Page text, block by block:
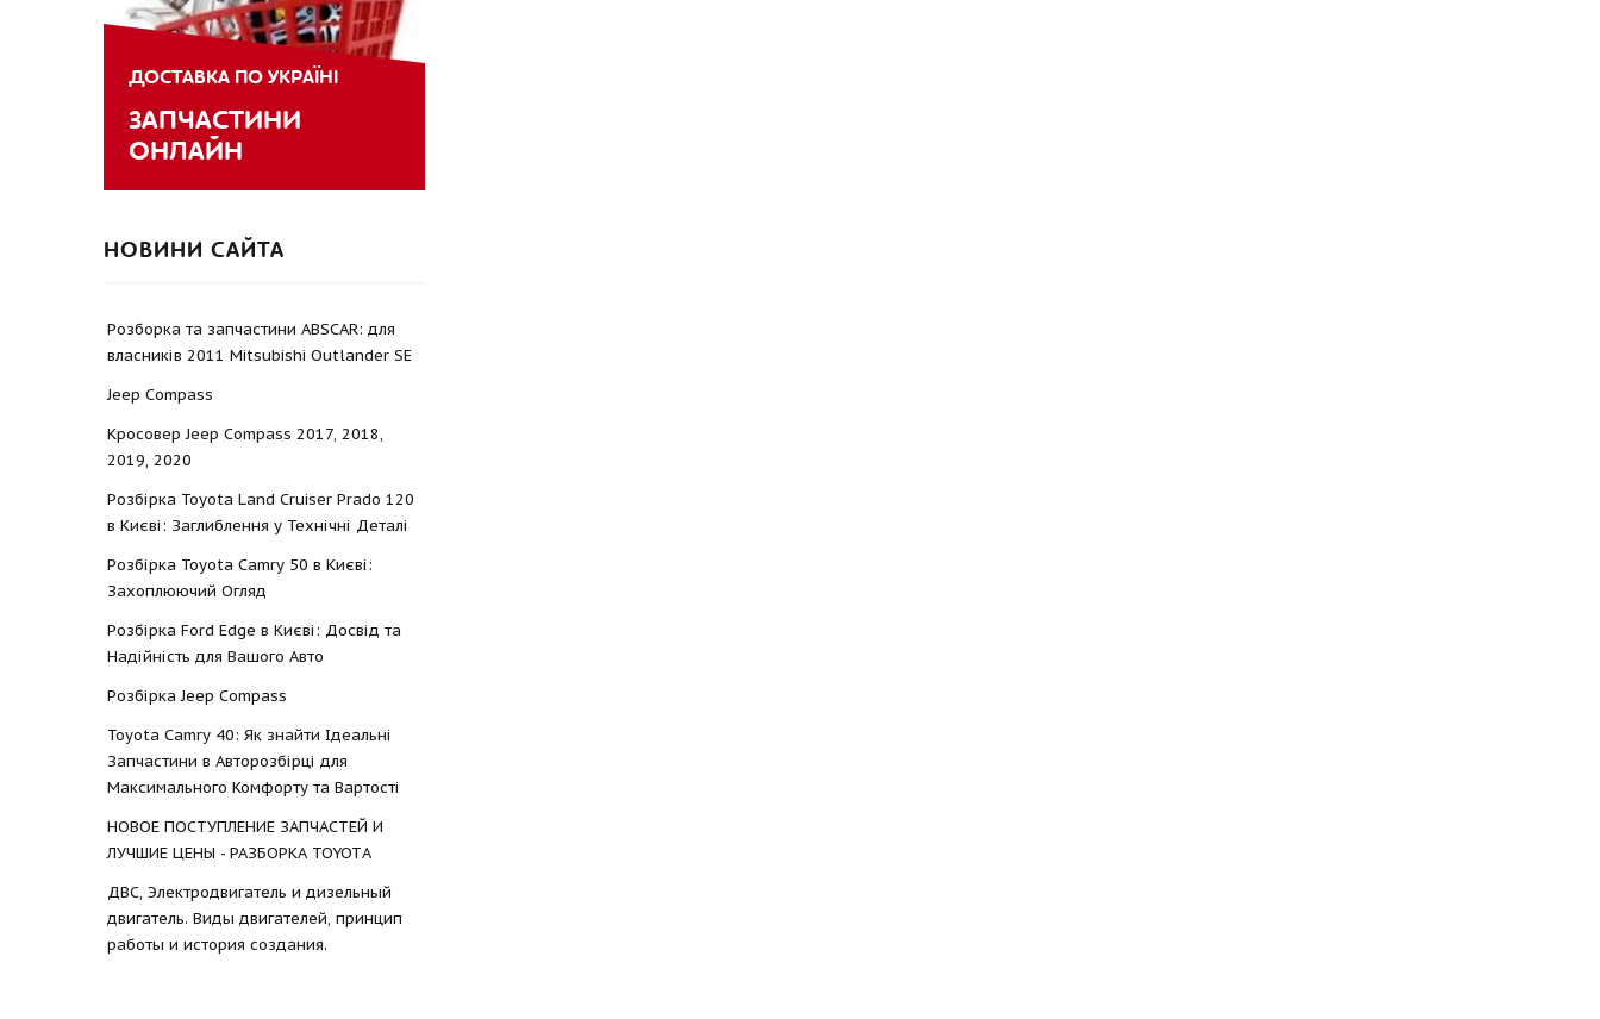
ДОСТАВКА ПО УКРАЇНІ
ЗАПЧАСТИНИ
ОНЛАЙН
НОВИНИ САЙТА
Розборка та запчастини ABSCAR: для
власників 2011 Mitsubishi Outlander SE
Jeep Compass
Кросовер Jeep Compass 2017, 2018,
2019, 2020
Розбірка Toyota Land Cruiser Prado 120
в Києві: Заглиблення у Технічні Деталі
Розбірка Toyota Camry 50 в Києві:
Захоплюючий Огляд
Розбірка Ford Edge в Києві: Досвід та
Надійність для Вашого Авто
Розбірка Jeep Compass
Toyota Camry 40: Як знайти Ідеальні
Запчастини в Авторозбірці для
Максимального Комфорту та Вартості
НОВОЕ ПОСТУПЛЕНИЕ ЗАПЧАСТЕЙ И
ЛУЧШИЕ ЦЕНЫ - РАЗБОРКА TOYOTА
ДВС, Электродвигатель и дизельный
двигатель. Виды двигателей, принцип
работы и история создания.